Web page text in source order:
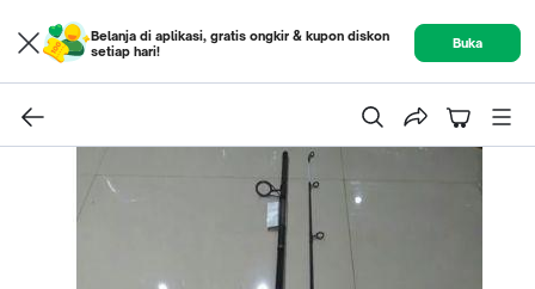
Belanja di aplikasi, gratis ongkir & kupon diskon
setiap hari!
Buka